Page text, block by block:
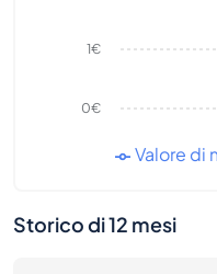
0€
1€
Valore di
Storico di 12 mesi